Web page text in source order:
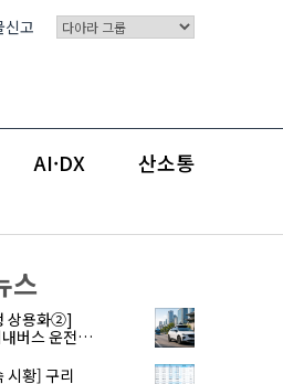
신고
AI·DX 산소통
스
상용화②]
버스 운전자
시황] 구리